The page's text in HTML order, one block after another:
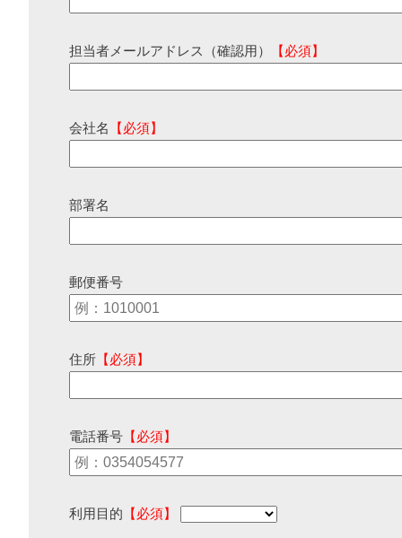
担当者メールアドレス（確認用） 【必須】
会社名 【必須】
部署名
郵便番号
住所 【必須】
電話番号 【必須】
利用目的 【必須】